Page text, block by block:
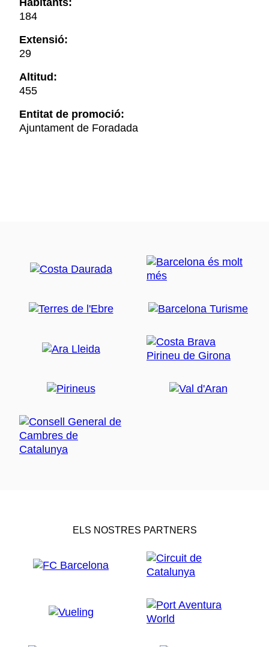
Habitants:
184
Extensió:
29
Altitud:
455
Entitat de promoció:
Ajuntament de Foradada
ELS NOSTRES PARTNERS